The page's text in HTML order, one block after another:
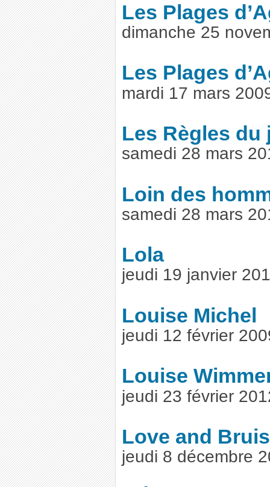
Les Plages
dimanche 25
Les Plages
mardi 17 mars
Les Règles du
samedi 28 mars
Loin des
samedi 28 mars
Lola
jeudi 19 janvier
Louise Michel
jeudi 12 février
Louise
jeudi 23 février
Love and
jeudi 8 décembre